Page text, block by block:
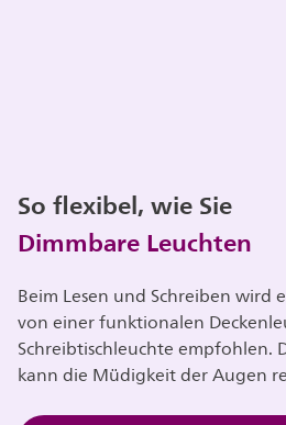
So flexibel, wie Sie
Dimmbare Leuchten
Beim Lesen und Schreiben wird
von einer funktionalen
Schreibtischleuchte empfohlen.
kann die Müdigkeit der Augen